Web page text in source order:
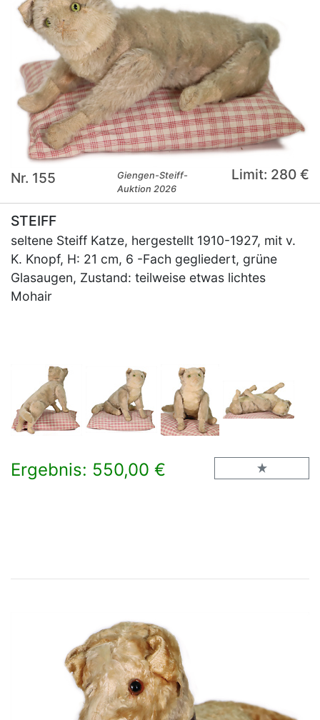
Nr. 155
Giengen-Steiff-
Auktion 2026
Limit: 280 €
STEIFF
seltene Steiff Katze, hergestellt 1910-1927, mit v.
K. Knopf, H: 21 cm, 6 -Fach gegliedert, grüne
Glasaugen, Zustand: teilweise etwas lichtes
Mohair
Ergebnis: 550,00 €